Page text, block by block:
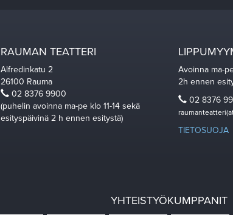
RAUMAN TEATTERI
Alfredinkatu 2
26100 Rauma
02 8376 9900
(puhelin avoinna ma-pe klo 11-14 sekä
esityspäivinä 2 h ennen esitystä)
Avoinna ma-
2h ennen
02 8376
TIETOSUOJA
YHTEISTYÖKUMPPANIT